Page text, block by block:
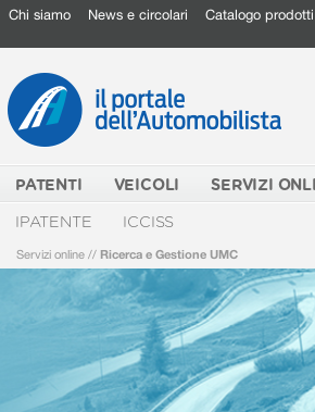
Chi siamo News e circolari Catalogo prodotti
PATENTI VEICOLI SERVIZI
IPATENTE ICCISS
Servizi online // Ricerca e Gestione UMC